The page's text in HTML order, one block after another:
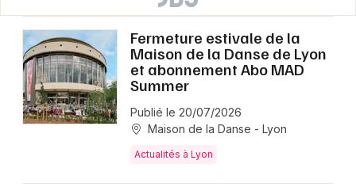
Fermeture estivale de la
Maison de la Danse de Lyon
et abonnement Abo MAD
Summer
Publié le 20/07/2026
Maison de la Danse - Lyon
Actualités à Lyon